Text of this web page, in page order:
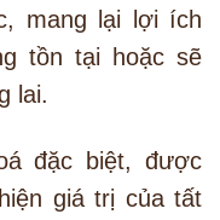
mang lại lợi ích
tồn tại hoặc sẽ
lai.
đặc biệt, được
giá trị của tất